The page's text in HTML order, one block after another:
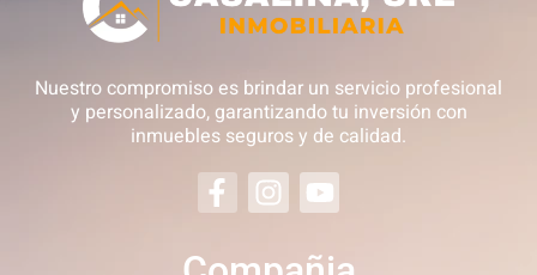
Nuestro compromiso es brindar un servicio profesional
y personalizado, garantizando tu inversión con
inmuebles seguros y de calidad.